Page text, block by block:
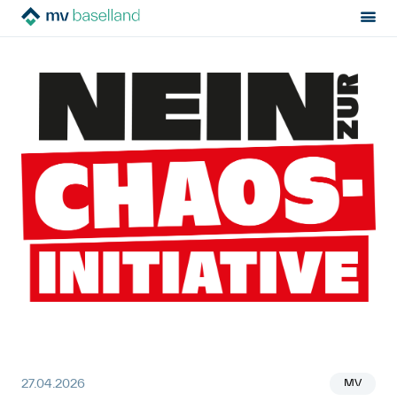
Hilfe von Fachleuten
Politik & Positionen
Über uns
Kontakt
Newsletter
27.04.2026 MV